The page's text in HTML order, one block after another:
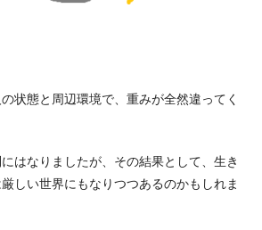
状態と周辺環境で、重みが全然違ってく
はなりましたが、その結果として、生き
しい世界にもなりつつあるのかもしれま